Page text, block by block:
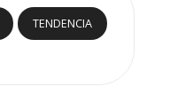
TENDENCIA